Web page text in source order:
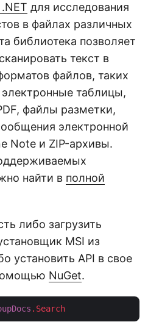
для исследования
в файлах различных
библиотека позволяет
текст в
файлов, таких
таблицы,
файлы разметки,
электронной
Note и ZIP-архивы.
найти в полной
либо загрузить
MSI из
установить API в свое
NuGet.
.Search